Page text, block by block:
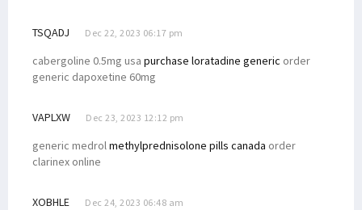
TSQADJ Dec 22, 2023 06:17 pm
cabergoline 0.5mg usa purchase loratadine generic order
generic dapoxetine 60mg
VAPLXW Dec 23, 2023 12:12 pm
generic medrolmethylprednisolone pills canada order
clarinex online
XOBHLE Dec 24, 2023 06:48 am